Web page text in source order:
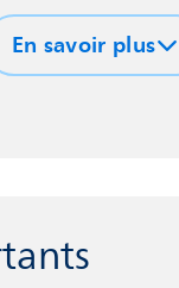
En savoir plus